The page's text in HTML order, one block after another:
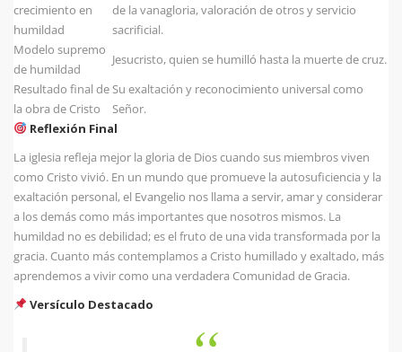
crecimiento en
humildad
de la vanagloria, valoración de otros y servicio
sacrificial.
Modelo supremo
de humildad
Jesucristo, quien se humilló hasta la muerte de cruz.
Resultado final de
la obra de Cristo
Su exaltación y reconocimiento universal como
Señor.
Reflexión Final
La iglesia refleja mejor la gloria de Dios cuando sus miembros viven
como Cristo vivió. En un mundo que promueve la autosuficiencia y la
exaltación personal, el Evangelio nos llama a servir, amar y considerar
a los demás como más importantes que nosotros mismos. La
humildad no es debilidad; es el fruto de una vida transformada por la
gracia. Cuanto más contemplamos a Cristo humillado y exaltado, más
aprendemos a vivir como una verdadera Comunidad de Gracia.
Versículo Destacado